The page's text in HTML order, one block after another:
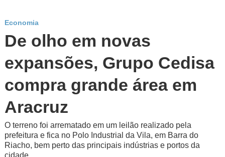
Economia
De olho em novas
expansões, Grupo Cedisa
compra grande área em
Aracruz
O terreno foi arrematado em um leilão realizado pela
prefeitura e fica no Polo Industrial da Vila, em Barra do
Riacho, bem perto das principais indústrias e portos da
cidade